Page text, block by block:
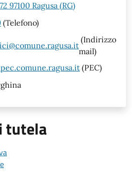
97100 Ragusa (RG)
(Telefono)
(Indirizzo
mail)
(PEC)
tutela